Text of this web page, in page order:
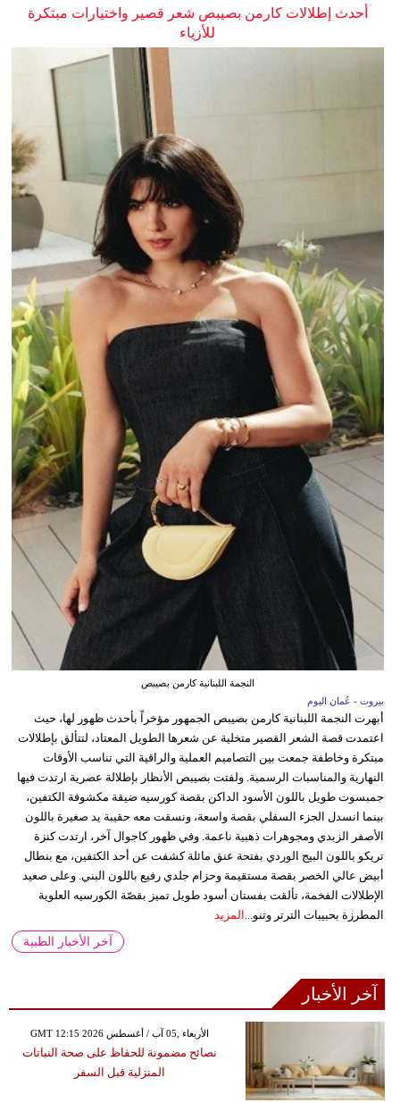
أحدث إطلالات كارمن بصيبص شعر قصير واختيارات مبتكرة
للأزياء
النجمة اللبنانية كارمن بصيبص
بيروت - عُمان اليوم
أبهرت النجمة اللبنانية كارمن بصيبص الجمهور مؤخراً بأحدث ظهور لها، حيث
اعتمدت قصة الشعر القصير متخلية عن شعرها الطويل المعتاد، لتتألق بإطلالات
مبتكرة وخاطفة جمعت بين التصاميم العملية والراقية التي تناسب الأوقات
النهارية والمناسبات الرسمية. ولفتت بصيبص الأنظار بإطلالة عصرية ارتدت فيها
جمبسوت طويل باللون الأسود الداكن بقصة كورسيه ضيقة مكشوفة الكتفين،
بينما انسدل الجزء السفلي بقصة واسعة، ونسقت معه حقيبة يد صغيرة باللون
الأصفر الزبدي ومجوهرات ذهبية ناعمة. وفي ظهور كاجوال آخر، ارتدت كنزة
تريكو باللون البيج الوردي بفتحة عنق مائلة كشفت عن أحد الكتفين، مع بنطال
أبيض عالي الخصر بقصة مستقيمة وحزام جلدي رفيع باللون البني. وعلى صعيد
الإطلالات الفخمة، تألقت بفستان أسود طويل تميز بقصّة الكورسيه العلوية
المطرزة بحبيبات الترتر وتنو...
المزيد
آخر الأخبار الطبية
آخر الأخبار
GMT 12:15 2026 الأربعاء ,05 آب / أغسطس
نصائح مضمونة للحفاظ على صحة النباتات
المنزلية قبل السفر